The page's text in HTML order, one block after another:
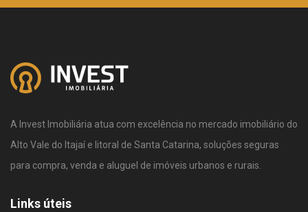
A Invest Imobiliária atua com excelência no mercado imobiliário do
Alto Vale do Itajaí e litoral de Santa Catarina, soluções seguras
para compra, venda e aluguel de imóveis urbanos e rurais.
Links úteis